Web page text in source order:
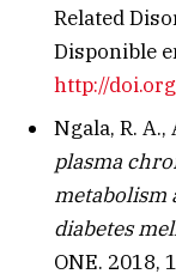
Related
Disponible
http://
Ngala, R. A.,
plasma
metabolism
diabetes
ONE. 2018,